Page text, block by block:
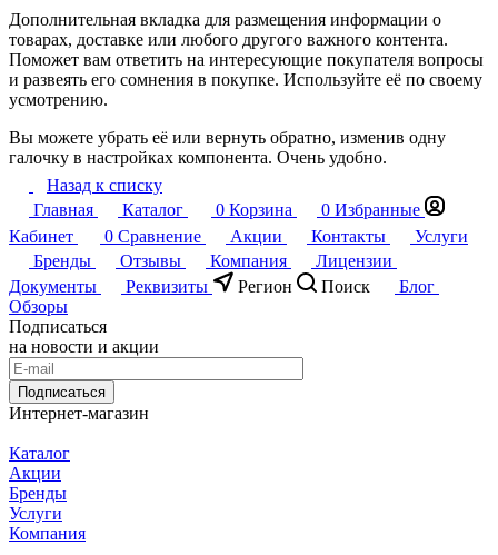
Дополнительная вкладка для размещения информации о
товарах, доставке или любого другого важного контента.
Поможет вам ответить на интересующие покупателя вопросы
и развеять его сомнения в покупке. Используйте её по своему
усмотрению.
Вы можете убрать её или вернуть обратно, изменив одну
галочку в настройках компонента. Очень удобно.
Назад к списку
Главная
Каталог 0 Корзина 0 Избранные
Кабинет
0 Сравнение Акции Контакты
Услуги
Бренды
Отзывы Компания
Лицензии
Документы
Реквизиты Регион Поиск
Блог
Обзоры
Подписаться
на новости и акции
Подписаться
Интернет-магазин
Каталог
Акции
Бренды
Услуги
Компания